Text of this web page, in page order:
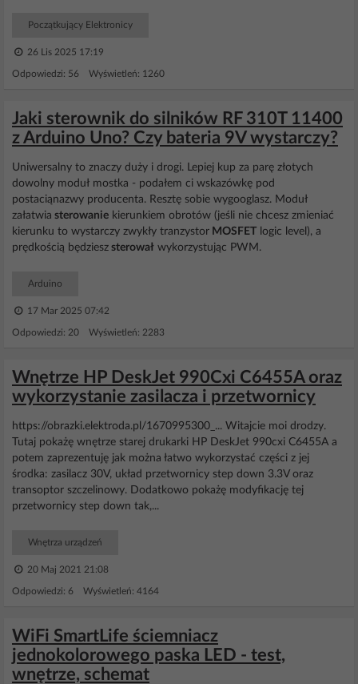
Początkujący Elektronicy
26 Lis 2025 17:19
Odpowiedzi: 56 Wyświetleń: 1260
Jaki sterownik do silników RF 310T 11400
z Arduino Uno? Czy bateria 9V wystarczy?
Uniwersalny to znaczy duży i drogi. Lepiej kup za parę złotych
dowolny moduł mostka - podałem ci wskazówkę pod
postaciąnazwy producenta. Resztę sobie wygooglasz. Moduł
załatwia sterowanie kierunkiem obrotów (jeśli nie chcesz zmieniać
kierunku to wystarczy zwykły tranzystor MOSFET logic level), a
prędkością będziesz sterował wykorzystując PWM.
Arduino
17 Mar 2025 07:42
Odpowiedzi: 20 Wyświetleń: 2283
Wnętrze HP DeskJet 990Cxi C6455A oraz
wykorzystanie zasilacza i przetwornicy
https://obrazki.elektroda.pl/1670995300_... Witajcie moi drodzy.
Tutaj pokażę wnętrze starej drukarki HP DeskJet 990cxi C6455A a
potem zaprezentuję jak można łatwo wykorzystać części z jej
środka: zasilacz 30V, układ przetwornicy step down 3.3V oraz
transoptor szczelinowy. Dodatkowo pokażę modyfikację tej
przetwornicy step down tak,...
Wnętrza urządzeń
20 Maj 2021 21:08
Odpowiedzi: 6 Wyświetleń: 4164
WiFi SmartLife ściemniacz
jednokolorowego paska LED - test,
wnętrze, schemat